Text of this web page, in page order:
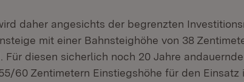
daher angesichts der begrenzten
mit einer Bahnsteighöhe von 38
Für diesen sicherlich noch 20 Jahre
60 Zentimetern Einstiegshöhe für den